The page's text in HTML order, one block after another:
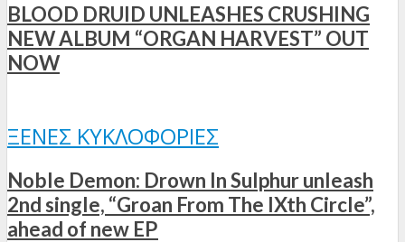
BLOOD DRUID UNLEASHES CRUSHING
NEW ALBUM “ORGAN HARVEST” OUT
NOW
ΞΈΝΕΣ ΚΥΚΛΟΦΟΡΊΕΣ
Noble Demon: Drown In Sulphur unleash
2nd single, “Groan From The IXth Circle”,
ahead of new EP